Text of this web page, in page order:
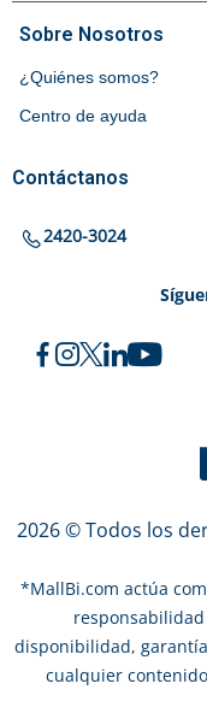
Sobre Nosotros
¿Quiénes somos?
Centro de ayuda
Contáctanos
2420-3024
2026 © Todos los
*MallBi.com actúa
disponibilidad,
cualquier